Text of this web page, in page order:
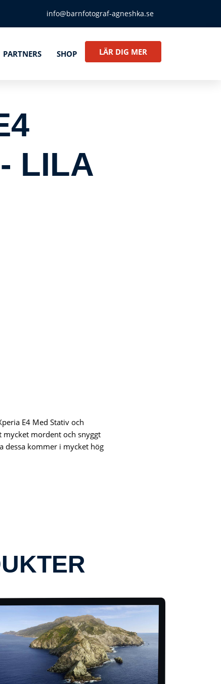
info@barnfotograf-agneshka.se
PARTNERS SHOP LÄR DIG MER
LILA
E4 Med Stativ och
mycket mordent och snyggt
dessa kommer i mycket hög